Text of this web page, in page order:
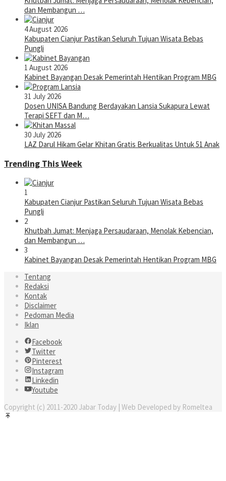
dan Membangun …
4 August 2026
Kabupaten Cianjur Pastikan Seluruh Tujuan Wisata Bebas
Pungli
1 August 2026
Kabinet Bayangan Desak Pemerintah Hentikan Program MBG
31 July 2026
Dosen UNISA Bandung Berdayakan Lansia Sukapura Lewat
Terapi SEFT dan M…
30 July 2026
LAZ Darul Hikam Gelar Khitan Gratis Berkualitas Untuk 51 Anak
Trending This Week
1
Kabupaten Cianjur Pastikan Seluruh Tujuan Wisata Bebas
Pungli
2
Khutbah Jumat: Menjaga Persaudaraan, Menolak Kebencian,
dan Membangun …
3
Kabinet Bayangan Desak Pemerintah Hentikan Program MBG
Tentang
Redaksi
Kontak
Disclaimer
Pedoman Media
Iklan
Facebook
Twitter
Pinterest
Instagram
Linkedin
Youtube
Copyright (c) 2011-2020 Jabar Today | Web Developed by Romeltea